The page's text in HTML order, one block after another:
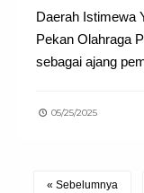
Daerah Istimewa
Pekan Olahraga
sebagai ajang
05/25/2025
« Sebelumnya